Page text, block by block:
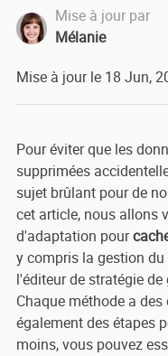
Mise à jour par
Mélanie
Mise à jour le 18 Jun,
Pour éviter que les
supprimées
sujet brûlant pour de
cet article, nous allons
d'adaptation pour
y compris la gestion
l'éditeur de stratégie
Chaque méthode a
également des étapes
moins, vous pouvez